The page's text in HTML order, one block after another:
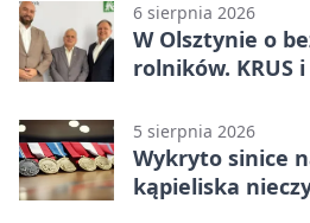
6 sierpnia 2026
W Olsztynie o
rolników. KRUS
5 sierpnia 2026
Wykryto sinice
kąpieliska